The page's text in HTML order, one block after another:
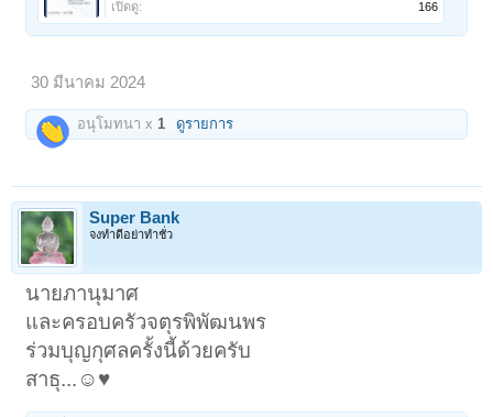
เปิดดู:
166
30 มีนาคม 2024
อนุโมทนา x 1 ดูรายการ
Super Bank
จงทำดีอย่าทำชั่ว
นายภานุมาศ
และครอบครัวจตุรพิพัฒนพร
ร่วมบุญกุศลครั้งนี้ด้วยครับ
สาธุ...☺️♥️